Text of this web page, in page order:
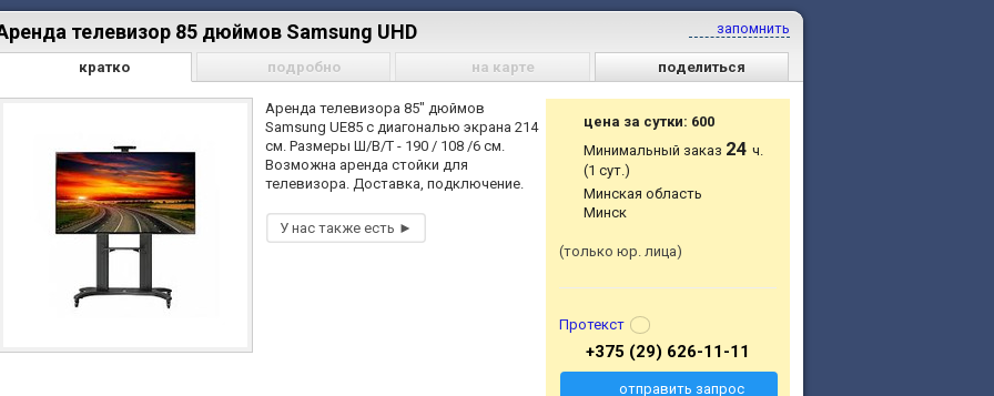
запомнить
телевизор 85 дюймов Samsung UHD
кратко подробно на карте поделиться
Аренда телевизора 85" дюймов
Samsung UE85 с диагональю экрана 214
см. Размеры Ш/В/Т - 190 / 108 /6 см.
Возможна аренда стойки для
телевизора. Доставка, подключение.
цена за сутки: 600
Минимальный заказ 24ч.
(1 сут.)
Минская область
Минск
только юр. лица
Протекст
+375 (29) 626-11-11
отправить запрос